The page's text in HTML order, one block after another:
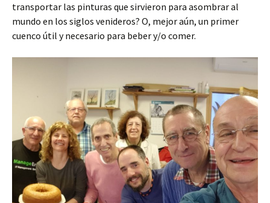
transportar las pinturas que sirvieron para asombrar al
mundo en los siglos venideros? O, mejor aún, un primer
cuenco útil y necesario para beber y/o comer.